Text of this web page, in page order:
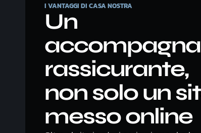
I VANTAGGI DI CASA NOSTRA
Un
rassicurante,
non solo un
messo online